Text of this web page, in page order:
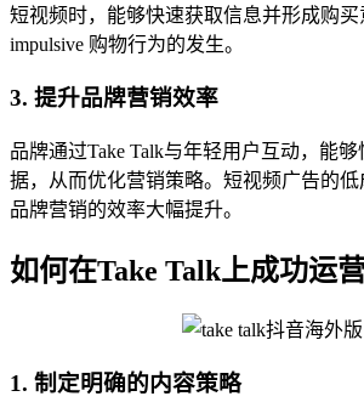
短视频时，能够快速获取信息并形成购买
impulsive 购物行为的发生。
3. 提升品牌营销效率
品牌通过Take Talk与年轻用户互动，能
据，从而优化营销策略。短视频广告的
品牌营销的效率大幅提升。
如何在Take Talk上成功运营
1. 制定明确的内容策略